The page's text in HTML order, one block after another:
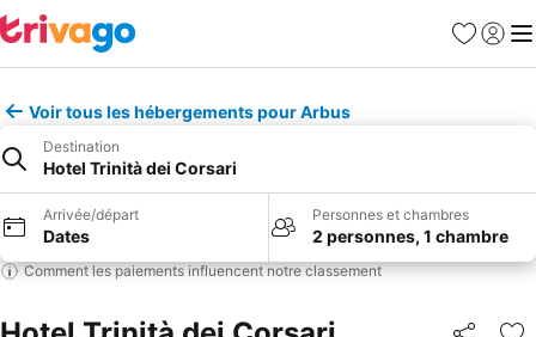
Favoris
Se
Voir tous les hébergements pour Arbus
Destination
Hotel Trinità dei Corsari
Arrivée/départ
Dates
Personnes et chambres
2 personnes, 1 chambre
Comment les paiements influencent notre classement